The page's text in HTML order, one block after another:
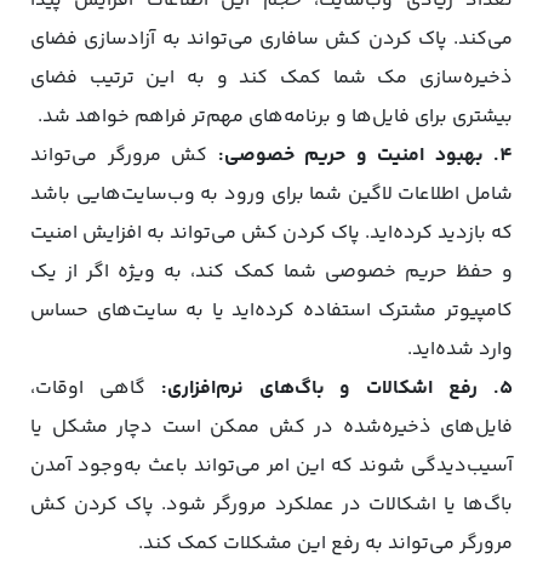
می‌کند. پاک کردن کش سافاری می‌تواند به آزادسازی فضای
ذخیره‌سازی مک شما کمک کند و به این ترتیب فضای
بیشتری برای فایل‌ها و برنامه‌های مهم‌تر فراهم خواهد شد.
4. بهبود امنیت و حریم خصوصی:
کش مرورگر می‌تواند
شامل اطلاعات لاگین شما برای ورود به وب‌سایت‌هایی باشد
که بازدید کرده‌اید. پاک کردن کش می‌تواند به افزایش امنیت
و حفظ حریم خصوصی شما کمک کند، به ‌ویژه اگر از یک
کامپیوتر مشترک استفاده کرده‌اید یا به سایت‌های حساس
وارد شده‌اید.
5. رفع اشکالات و باگ‌های نرم‌افزاری:
گاهی اوقات،
فایل‌های ذخیره‌شده در کش ممکن است دچار مشکل یا
آسیب‌دیدگی شوند که این امر می‌تواند باعث به‌وجود آمدن
باگ‌ها یا اشکالات در عملکرد مرورگر شود. پاک کردن کش
مرورگر می‌تواند به رفع این مشکلات کمک کند.